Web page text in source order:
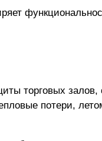
торговых
потери,